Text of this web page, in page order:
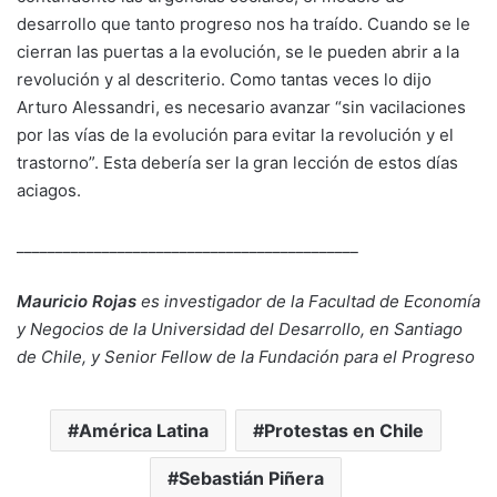
desarrollo que tanto progreso nos ha traído. Cuando se le
cierran las puertas a la evolución, se le pueden abrir a la
revolución y al descriterio. Como tantas veces lo dijo
Arturo Alessandri, es necesario avanzar “sin vacilaciones
por las vías de la evolución para evitar la revolución y el
trastorno”. Esta debería ser la gran lección de estos días
aciagos.
Mauricio Rojas es investigador de la Facultad de Economía
y Negocios de la Universidad del Desarrollo, en Santiago
de Chile, y Senior Fellow de la Fundación para el Progreso
América Latina Protestas en Chile
Sebastián Piñera